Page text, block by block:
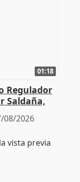
01:18
Regulador
Saldaña,
08/2026